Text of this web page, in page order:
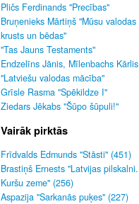
Pličs Ferdinands "Precības"
Bruņenieks Mārtiņš "Mūsu valodas
krusts un bēdas"
"Tas Jauns Testaments"
Endzelīns Jānis, Mīlenbachs Kārlis
"Latviešu valodas mācība"
Grīsle Rasma "Spēkildze I"
Ziedars Jēkabs "Šūpo šūpuli!"
Vairāk pirktās
Frīdvalds Edmunds "Stāsti" (451)
Brastiņš Ernests "Latvijas pilskalni.
Kuršu zeme" (256)
Aspazija "Sarkanās puķes" (227)